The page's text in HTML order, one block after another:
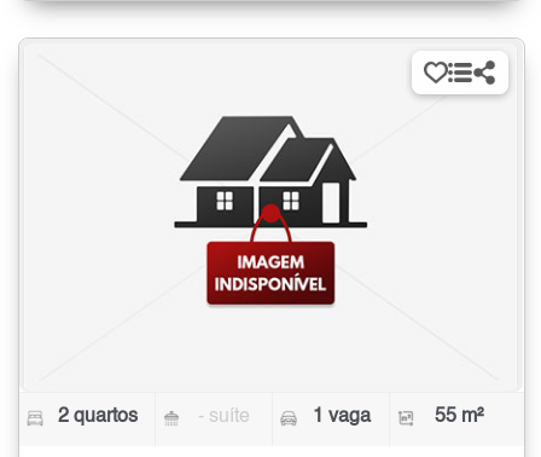
2 quartos - suíte 1 vaga 55 m²